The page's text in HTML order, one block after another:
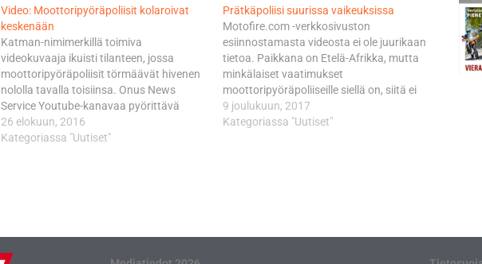
Video: Moottoripyöräpoliisit kolaroivat
keskenään
Katman-nimimerkillä toimiva
videokuvaaja ikuisti tilanteen, jossa
moottoripyöräpoliisit törmäävät hivenen
nololla tavalla toisiinsa. Onus News
Service Youtube-kanavaa pyörittävä
Katman kysyy poliiseilta, ovatko he
kenties nauttineet alkoholia. "Mitäs
26 elokuun, 2016
Kategoriassa "Uutiset"
Prätkäpoliisi suurissa vaikeuksissa
Motofire.com -verkkosivuston
esiinnostamasta videosta ei ole juurikaan
tietoa. Paikkana on Etelä-Afrikka, mutta
minkälaiset vaatimukset
moottoripyöräpoliiseille siellä on, siitä ei
ole tietoa. Se tiedetään, että Suomessa
näillä kavereilla on todella kova
9 joulukuun, 2017
Kategoriassa "Uutiset"